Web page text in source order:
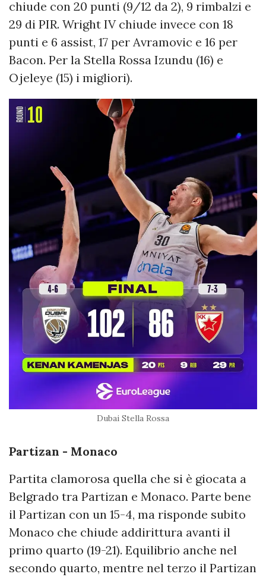
chiude con 20 punti (9/12 da 2), 9 rimbalzi e
29 di PIR. Wright IV chiude invece con 18
punti e 6 assist, 17 per Avramovic e 16 per
Bacon. Per la Stella Rossa Izundu (16) e
Ojeleye (15) i migliori).
Dubai Stella Rossa
Partizan - Monaco
Partita clamorosa quella che si è giocata a
Belgrado tra Partizan e Monaco. Parte bene
il Partizan con un 15-4, ma risponde subito
Monaco che chiude addirittura avanti il
primo quarto (19-21). Equilibrio anche nel
secondo quarto, mentre nel terzo il Partizan